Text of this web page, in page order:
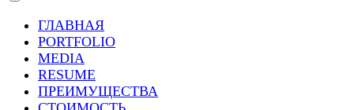
ГЛАВНАЯ
PORTFOLIO
MEDIA
RESUME
ПРЕИМУЩЕСТВА